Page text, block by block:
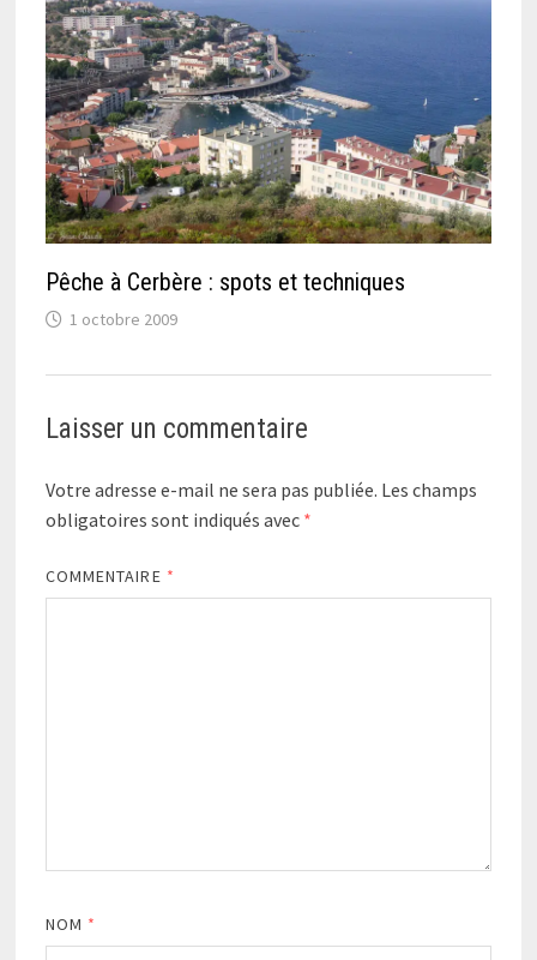
Pêche à Cerbère : spots et techniques
1 octobre 2009
Laisser un commentaire
Votre adresse e-mail ne sera pas publiée. Les champs
obligatoires sont indiqués avec *
COMMENTAIRE *
NOM *